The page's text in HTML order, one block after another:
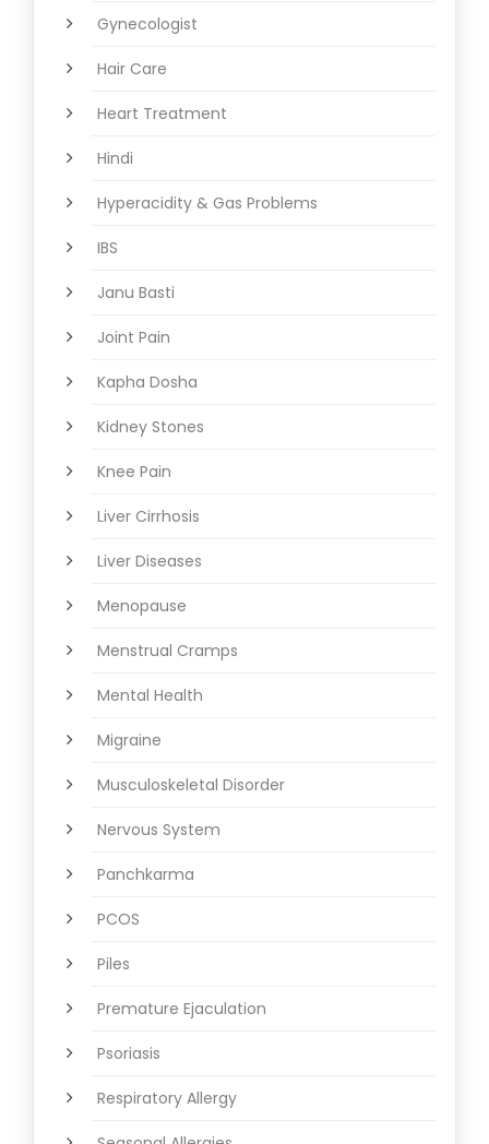
Gynecologist
Hair Care
Heart Treatment
Hindi
Hyperacidity & Gas Problems
IBS
Janu Basti
Joint Pain
Kapha Dosha
Kidney Stones
Knee Pain
Liver Cirrhosis
Liver Diseases
Menopause
Menstrual Cramps
Mental Health
Migraine
Musculoskeletal Disorder
Nervous System
Panchkarma
PCOS
Piles
Premature Ejaculation
Psoriasis
Respiratory Allergy